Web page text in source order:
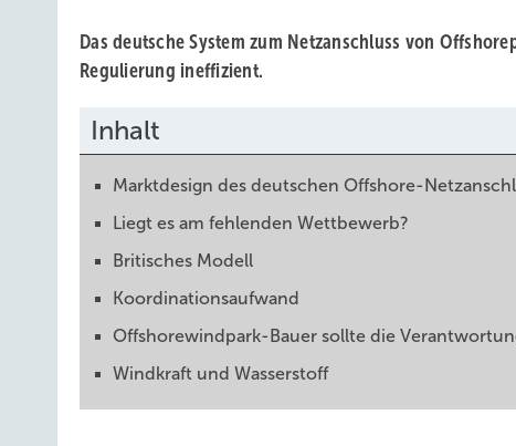
Das deutsche System zum Netzanschluss von
Regulierung ineffizient.
Inhalt
Marktdesign des deutschen Offshore-
Liegt es am fehlenden Wettbewerb?
Britisches Modell
Koordinationsaufwand
Offshorewindpark-Bauer sollte die
Windkraft und Wasserstoff